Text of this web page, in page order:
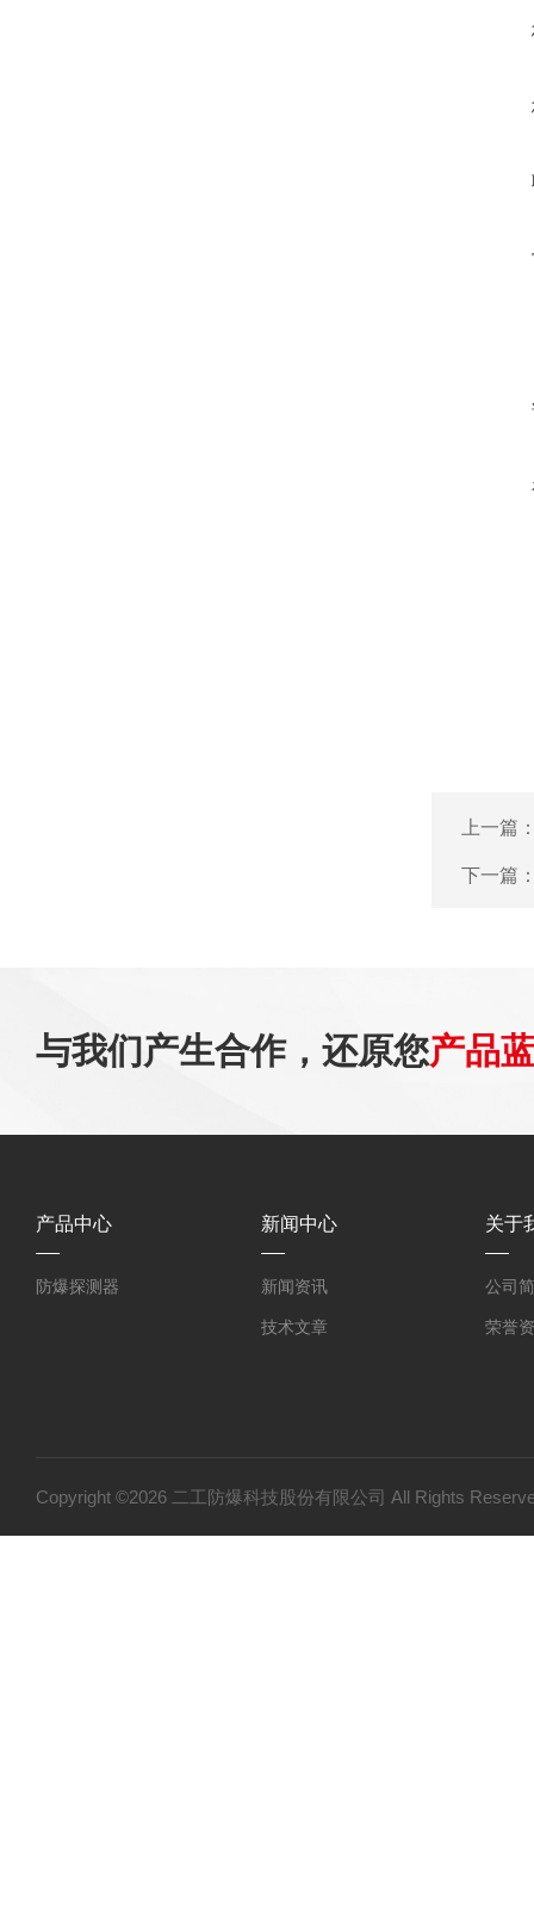
上一篇
下一篇
与我们产生合作，还原您产品
产品中心
防爆探测器
新闻中心
新闻资讯
技术文章
关于
公司
荣誉
Copyright ©2026 二工防爆科技股份有限公司 All Rights